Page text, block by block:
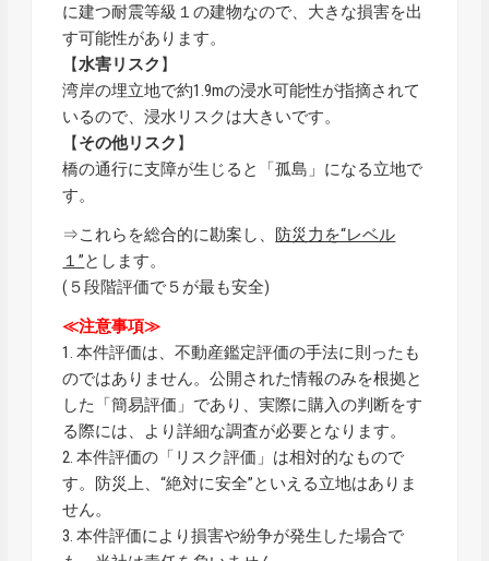
に建つ耐震等級１の建物なので、大きな損害を出
す可能性があります。
【水害リスク 】
湾岸の埋立地で約1.9mの浸水可能性が指摘されて
いるので、浸水リスクは大きいです。
【その他リスク 】
橋の通行に支障が生じると「孤島」になる立地で
す。
⇒これらを総合的に勘案し、 防災力を“レベル
１”とします。
(５段階評価で５が最も安全)
≪注意事項≫
1. 本件評価は、不動産鑑定評価の手法に則ったも
のではありません。公開された情報のみを根拠と
した「簡易評価」であり、実際に購入の判断をす
る際には、より詳細な調査が必要となります。
2. 本件評価の「リスク評価」は相対的なもので
す。防災上、“絶対に安全”といえる立地はありま
せん。
3. 本件評価により損害や紛争が発生した場合で